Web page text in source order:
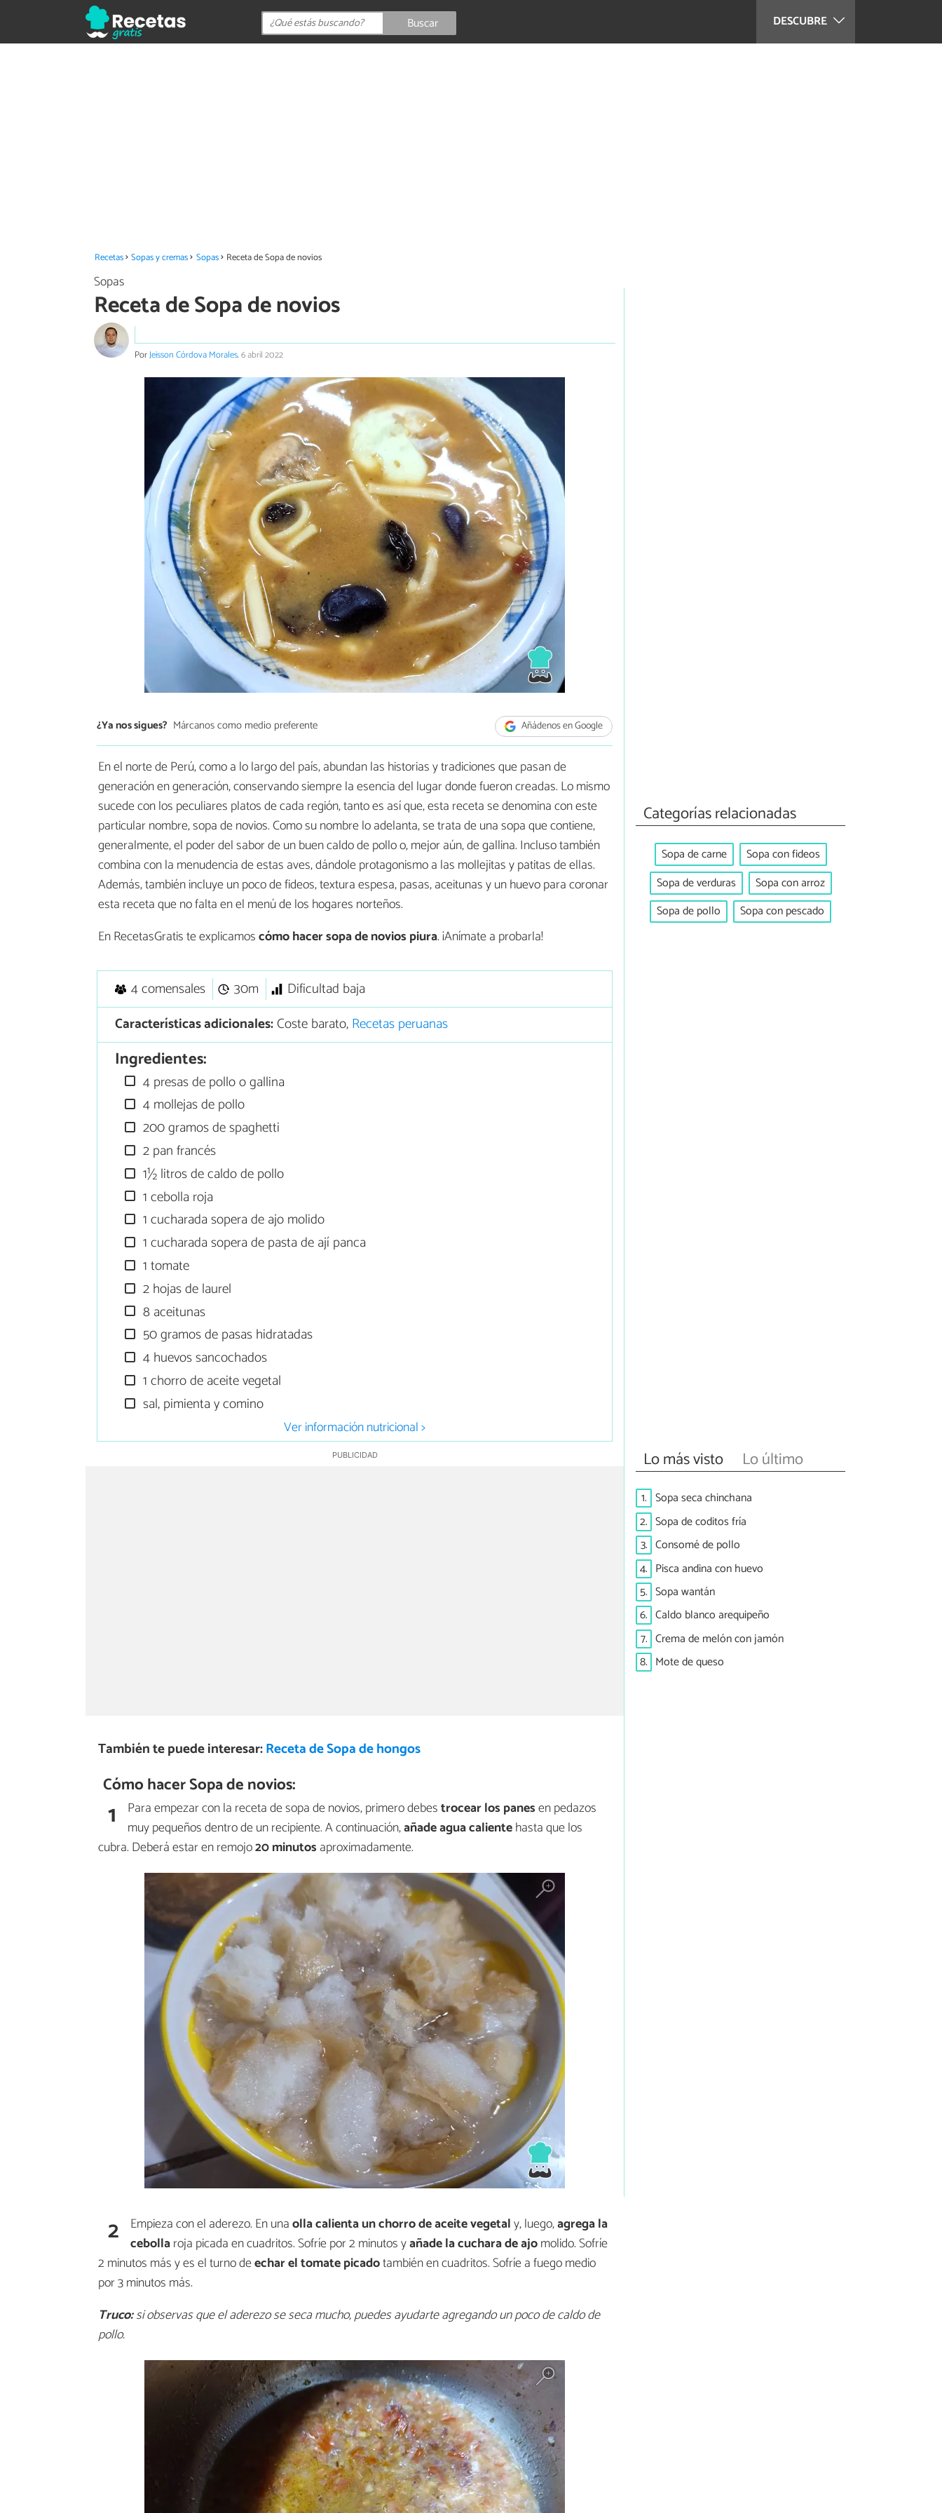
DESCUBRE
Buscar
Recetas Sopas y cremas Sopas Receta de Sopa de novios
Sopas
Receta de Sopa de novios
PorJeisson Córdova Morales.6 abril 2022
¿Ya nos sigues? Márcanos como medio preferente Añádenos en Google
En el norte de Perú, como a lo largo del país, abundan las historias y tradiciones que pasan de
generación en generación, conservando siempre la esencia del lugar donde fueron creadas. Lo mismo
sucede con los peculiares platos de cada región, tanto es así que, esta receta se denomina con este
particular nombre, sopa de novios. Como su nombre lo adelanta, se trata de una sopa que contiene,
generalmente, el poder del sabor de un buen caldo de pollo o, mejor aún, de gallina. Incluso también
combina con la menudencia de estas aves, dándole protagonismo a las mollejitas y patitas de ellas.
Además, también incluye un poco de fideos, textura espesa, pasas, aceitunas y un huevo para coronar
esta receta que no falta en el menú de los hogares norteños.
En RecetasGratis te explicamoscómo hacer sopa de novios piura. ¡Anímate a probarla!
4 comensales 30m
Dificultad baja
Características adicionales:Coste barato,Recetas peruanas
Ingredientes:
4 presas de pollo o gallina
4 mollejas de pollo
200 gramos de spaghetti
2 pan francés
1½ litros de caldo de pollo
1 cebolla roja
1 cucharada sopera de ajo molido
1 cucharada sopera de pasta de ají panca
1 tomate
2 hojas de laurel
8 aceitunas
50 gramos de pasas hidratadas
4 huevos sancochados
1 chorro de aceite vegetal
sal, pimienta y comino
Ver información nutricional >
También te puede interesar:Receta de Sopa de hongos
Cómo hacer Sopa de novios:
1 Para empezar con la receta de sopa de novios, primero debestrocear los panesen pedazos
muy pequeños dentro de un recipiente. A continuación,añade agua calientehasta que los
cubra. Deberá estar en remojo20 minutos aproximadamente.
2 Empieza con el aderezo. En unaolla calienta un chorro de aceite vegetaly, luego,agrega la
cebollaroja picada en cuadritos. Sofríe por 2 minutos yañade la cuchara de ajomolido. Sofríe
2 minutos más y es el turno deechar el tomate picadotambién en cuadritos. Sofríe a fuego medio
por 3 minutos más.
Truco:si observas que el aderezo se seca mucho, puedes ayudarte agregando un poco de caldo de
pollo.
Categorías relacionadas
Sopa de carne
Sopa con fideos
Sopa de verduras
Sopa con arroz
Sopa de pollo
Sopa con pescado
Lo más visto Lo último
1. Sopa seca chinchana
2. Sopa de coditos fría
3. Consomé de pollo
4. Pisca andina con huevo
5. Sopa wantán
6. Caldo blanco arequipeño
7. Crema de melón con jamón
8. Mote de queso